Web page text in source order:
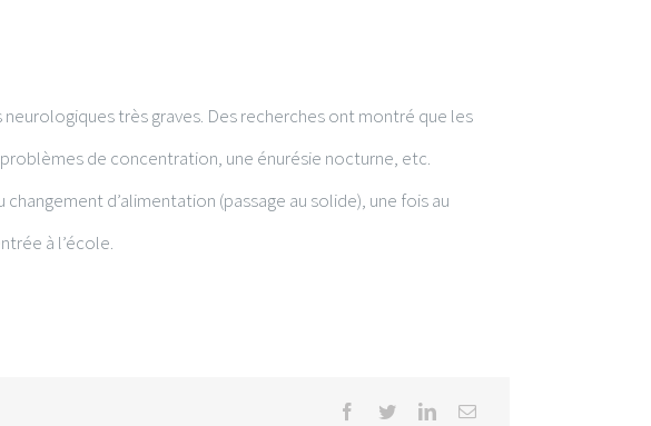
très graves. Des recherches ont montré que les
de concentration, une énurésie nocturne, etc.
d’alimentation (passage au solide), une fois au
à l’école.